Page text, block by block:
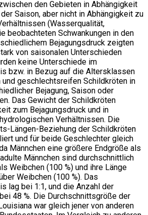
den Gebieten in Abhängigkeit
Saison, aber nicht in Abhängigkeit zu
(Wasserqualität,
beobachteten Schwankungen in den
Bejagungsdruck zeigten
von saisonalen Unterschieden
keine Unterschiede im
bzw. in Bezug auf die Altersklassen
geschlechtsreifen Schildkröten in
Bejagung, Saison oder
Das Gewicht der Schildkröten
zum Bejagungsdruck und in
Verhältnissen. Die
Längen-Beziehung der Schildkröten
und für beide Geschlechter gleich
Männchen eine größere Endgröße als
Männchen sind durchschnittlich
Weibchen (100 %) und ihre Länge
Weibchen (100 %). Das
lag bei 1:1, und die Anzahl der
48 %. Die Durchschnittsgröße der
war gleich jener von anderen